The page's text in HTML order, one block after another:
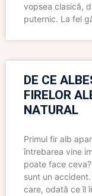
vopsea clasică,
puternic. La fel
DE CE
FIRELOR
NATURAL
Primul fir alb
întrebarea vine
poate face
sunt un
care, odată ce îl